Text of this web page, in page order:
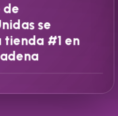
de
se
#1 en